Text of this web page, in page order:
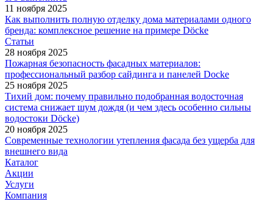
11 ноября 2025
Как выполнить полную отделку дома материалами одного
бренда: комплексное решение на примере Döcke
Статьи
28 ноября 2025
Пожарная безопасность фасадных материалов:
профессиональный разбор сайдинга и панелей Docke
25 ноября 2025
Тихий дом: почему правильно подобранная водосточная
система снижает шум дождя (и чем здесь особенно сильны
водостоки Döcke)
20 ноября 2025
Современные технологии утепления фасада без ущерба для
внешнего вида
Каталог
Акции
Услуги
Компания